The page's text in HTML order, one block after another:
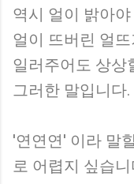
역시 얼이 밝아
얼이 뜨버린 얼
일러주어도 상상
그러한 말입니다.
'연연연' 이라 말
로 어렵지 싶습